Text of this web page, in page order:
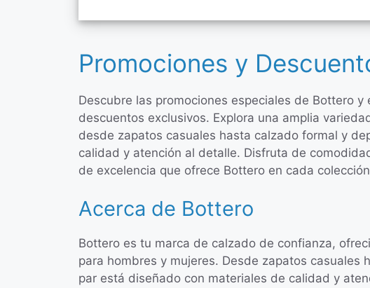
Promociones y
Descubre las promociones especiales de Bottero
descuentos exclusivos. Explora una amplia
desde zapatos casuales hasta calzado formal y
calidad y atención al detalle. Disfruta de
de excelencia que ofrece Bottero en cada
Acerca de Bottero
Bottero es tu marca de calzado de confianza,
para hombres y mujeres. Desde zapatos casuales
par está diseñado con materiales de calidad y